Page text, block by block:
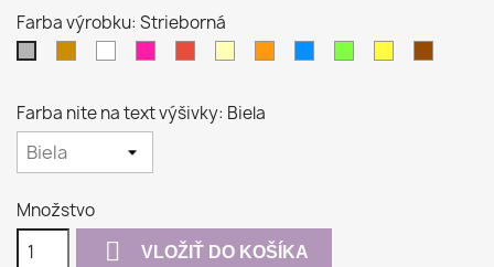
Farba výrobku: Strieborná
Farba nite na text výšivky: Biela
Množstvo
 VLOŽIŤ DO KOŠÍKA